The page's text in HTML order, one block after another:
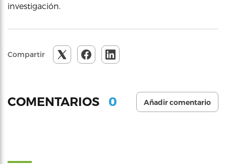
investigación.
Compartir
COMENTARIOS 0 Añadir comentario